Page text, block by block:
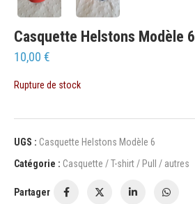
Casquette Helstons Modèle 6
10,00 €
Rupture de stock
UGS : Casquette Helstons Modèle 6
Catégorie : Casquette / T-shirt / Pull / autres
Partager